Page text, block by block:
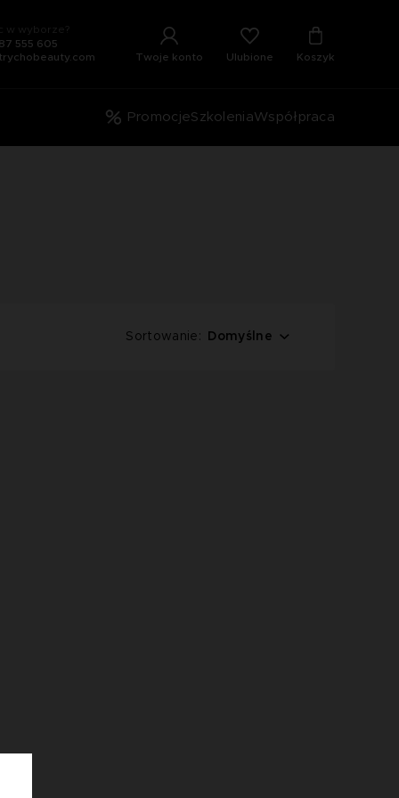
w wyborze?
555 605
Twoje konto Ulubione Koszyk
PromocjeSzkoleniaWspółpraca
Sortowanie: Domyślne